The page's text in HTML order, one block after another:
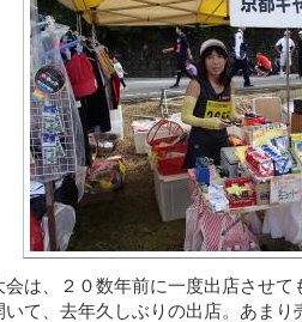
は、２０数年前に一度出店させて
いて、去年久しぶりの出店。あま